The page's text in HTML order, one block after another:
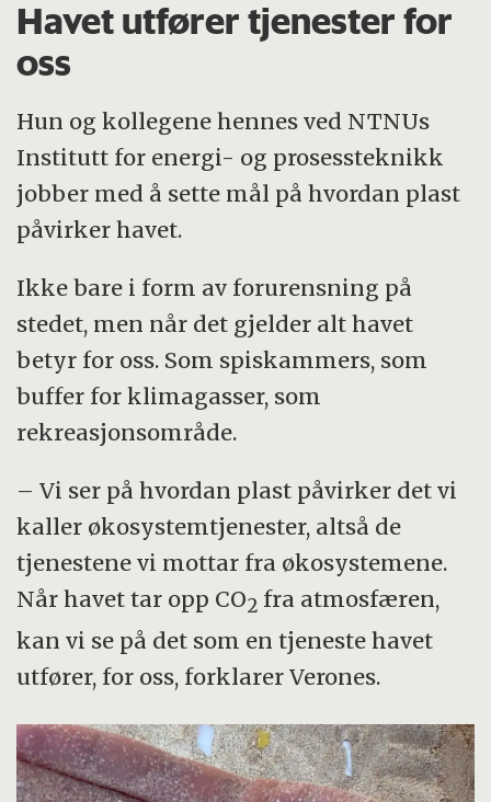
Havet utfører tjenester for
oss
Hun og kollegene hennes ved NTNUs
Institutt for energi- og prosessteknikk
jobber med å sette mål på hvordan plast
påvirker havet.
Ikke bare i form av forurensning på
stedet, men når det gjelder alt havet
betyr for oss. Som spiskammers, som
buffer for klimagasser, som
rekreasjonsområde.
– Vi ser på hvordan plast påvirker det vi
kaller økosystemtjenester, altså de
tjenestene vi mottar fra økosystemene.
Når havet tar opp CO2 fra atmosfæren,
kan vi se på det som en tjeneste havet
utfører, for oss, forklarer Verones.